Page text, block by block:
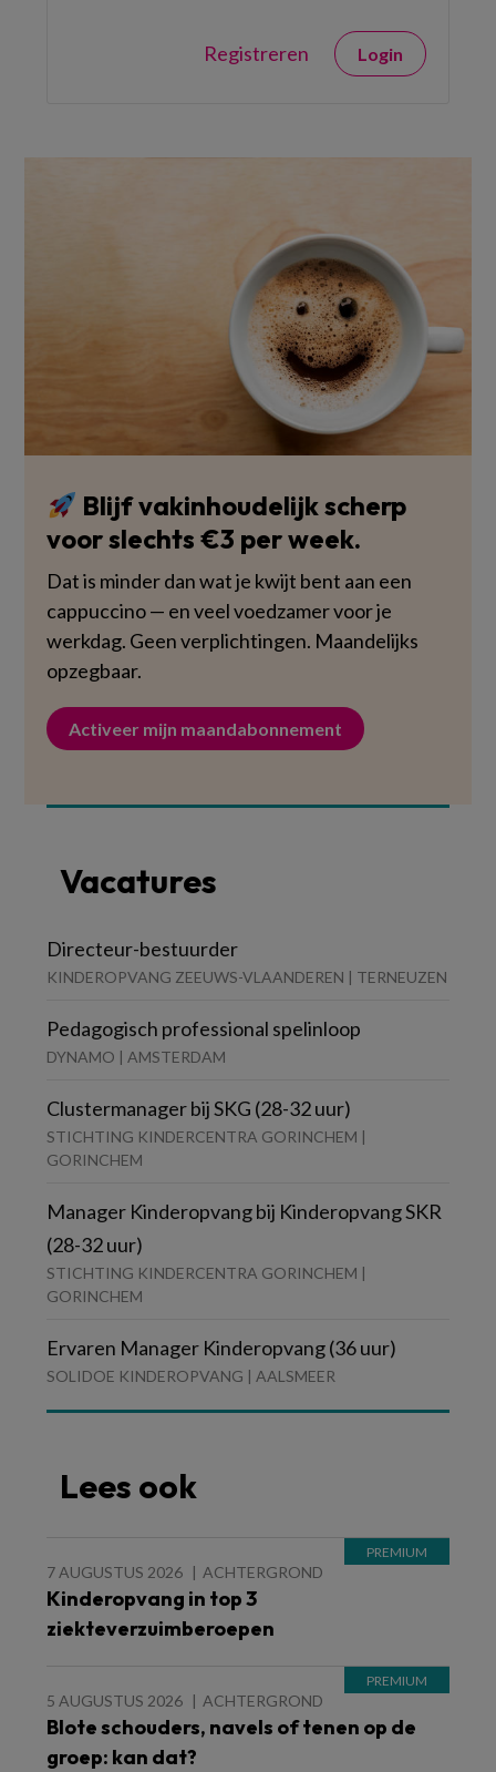
Registreren Login
Blijf vakinhoudelijk scherp
voor slechts €3 per week.
Dat is minder dan wat je kwijt bent aan een
cappuccino — en veel voedzamer voor je
werkdag. Geen verplichtingen. Maandelijks
opzegbaar.
Activeer mijn maandabonnement
Vacatures
Directeur-bestuurder
KINDEROPVANG ZEEUWS-VLAANDEREN | TERNEUZEN
Pedagogisch professional spelinloop
DYNAMO | AMSTERDAM
Clustermanager bij SKG (28-32 uur)
STICHTING KINDERCENTRA GORINCHEM |
GORINCHEM
Manager Kinderopvang bij Kinderopvang SKR
(28-32 uur)
STICHTING KINDERCENTRA GORINCHEM |
GORINCHEM
Ervaren Manager Kinderopvang (36 uur)
SOLIDOE KINDEROPVANG | AALSMEER
Lees ook
7 AUGUSTUS 2026 ACHTERGROND
Kinderopvang in top 3
ziekteverzuimberoepen
5 AUGUSTUS 2026 ACHTERGROND
Blote schouders, navels of tenen op de
groep: kan dat?